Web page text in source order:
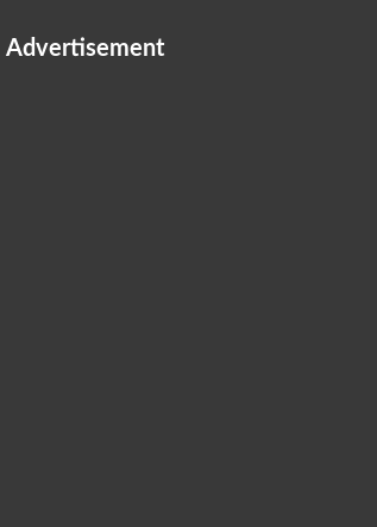
Advertisement